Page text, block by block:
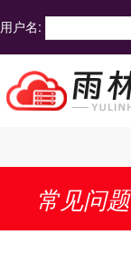
用户名:
常见问题